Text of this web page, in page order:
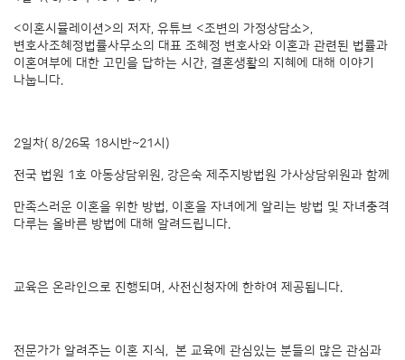
<이혼시뮬레이션>의 저자, 유튜브 <조변의 가정상담소>,
변호사조혜정법률사무소의 대표 조혜정 변호사와 이혼과 관련된 법률과
이혼여부에 대한 고민을 답하는 시간, 결혼생활의 지혜에 대해 이야기
나눕니다.
2일차( 8/26목 18시반~21시)
전국 법원 1호 아동상담위원, 강은숙 제주지방법원 가사상담위원과 함께
만족스러운 이혼을 위한 방법, 이혼을 자녀에게 알리는 방법 및 자녀충격
다루는 올바른 방법에 대해 알려드립니다.
교육은 온라인으로 진행되며, 사전신청자에 한하여 제공됩니다.
전문가가 알려주는 이혼 지식, 본 교육에 관심있는 분들의 많은 관심과